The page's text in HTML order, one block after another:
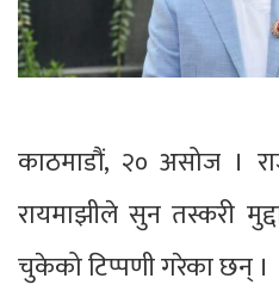
काठमाडौं, २० असोज ।
रायमाझीले सुन तस्करी
चुकेको टिप्पणी गरेका छन् ।